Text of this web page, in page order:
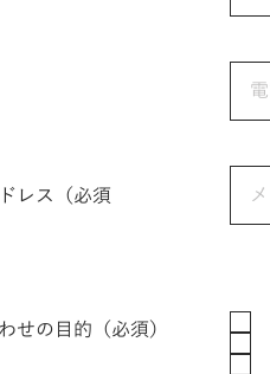
レス（必須​
せの目的（必須）